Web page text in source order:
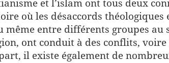
et l’islam ont tous deux
où les désaccords théologiques
même entre différents groupes au
ont conduit à des conflits, voire
il existe également de